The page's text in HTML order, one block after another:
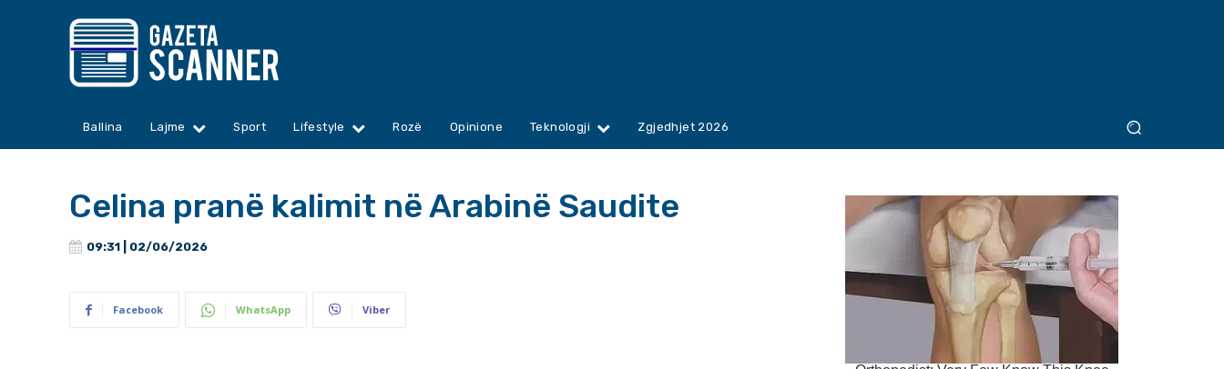
Ballina Lajme Sport Lifestyle Rozë Opinione Teknologji Zgjedhjet 2026
Celina pranë kalimit në Arabinë Saudite
09:31 | 02/06/2026
Facebook WhatsApp Viber